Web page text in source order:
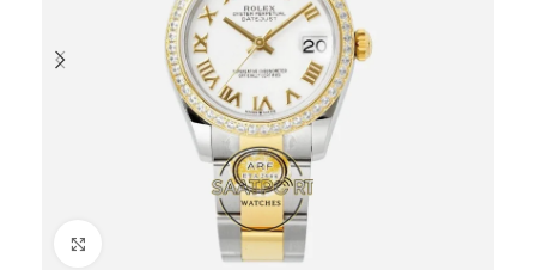
Büyütmek için tıklayın